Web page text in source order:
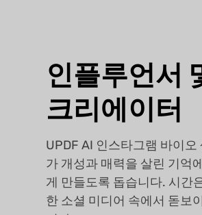
인플루언서
크리에이터
UPDF AI 인스타그램 바이
가 개성과 매력을 살린 기억
게 만들도록 돕습니다. 시간
한 소셜 미디어 속에서 돋보